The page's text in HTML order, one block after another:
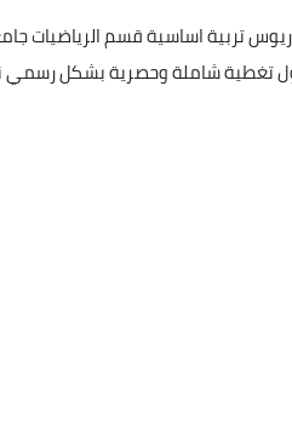
تربية اساسية قسم الرياضيات
بأول تغطية شاملة وحصرية بشكل